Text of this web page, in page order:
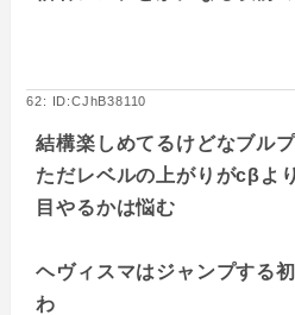
62: ID:CJhB38110
結構楽しめてるけどなブル
ただレベルの上がりがcβよ
目やるかは悩む
ヘヴィスマはジャンプする
わ